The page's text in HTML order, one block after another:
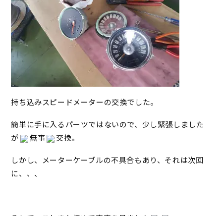
持ち込みスピードメーターの交換でした。
簡単に手に入るパーツではないので、少し緊張しました
が
無事 交換。
しかし、メーターケーブルの不具合もあり、それは次回
に、、、